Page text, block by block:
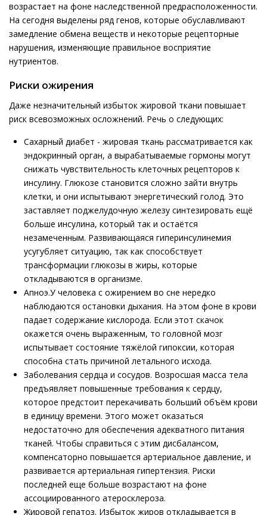
возрастает на фоне наследственной предрасположенности.
На сегодня выделены ряд генов, которые обуславливают
замедление обмена веществ и некоторые рецепторные
нарушения, изменяющие правильное восприятие
нутриентов.
Риски ожирения
Даже незначительный избыток жировой ткани повышает
риск всевозможных осложнений. Речь о следующих:
Сахарный диабет - жировая ткань рассматривается как
эндокринный орган, а вырабатываемые гормоны могут
снижать чувствительность клеточных рецепторов к
инсулину. Глюкозе становится сложно зайти внутрь
клетки, и они испытывают энергетический голод. Это
заставляет поджелудочную железу синтезировать ещё
больше инсулина, который так и остаётся
незамеченным. Развивающаяся гиперинсулинемия
усугубляет ситуацию, так как способствует
трансформации глюкозы в жиры, которые
откладываются в организме.
Апноэ.У человека с ожирением во сне нередко
наблюдаются остановки дыхания. На этом фоне в крови
падает содержание кислорода. Если этот скачок
окажется очень выраженным, то головной мозг
испытывает состояние тяжёлой гипоксии, которая
способна стать причиной летального исхода.
Заболевания сердца и сосудов. Возросшая масса тела
предъявляет повышенные требования к сердцу,
которое предстоит перекачивать больший объём крови
в единицу времени. Этого может оказаться
недостаточно для обеспечения адекватного питания
тканей. Чтобы справиться с этим дисбалансом,
компенсаторно повышается артериальное давление, и
развивается артериальная гипертензия. Риски
последней еще больше возрастают на фоне
ассоциированного атеросклероза.
Жировой гепатоз. Избыток жиров откладывается в